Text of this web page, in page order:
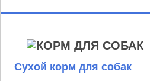
Сухой корм для собак